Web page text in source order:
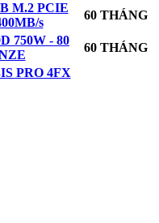
M.2 PCIE
s
60 THÁNG
750W - 80
60 THÁNG
PRO 4FX